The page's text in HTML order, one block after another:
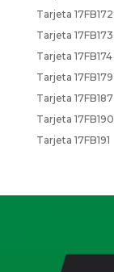
Tarjeta 17FB172
Tarjeta 17FB173
Tarjeta 17FB174
Tarjeta 17FB179
Tarjeta 17FB187
Tarjeta 17FB190
Tarjeta 17FB191